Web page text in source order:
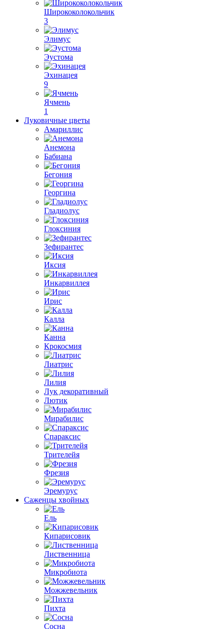
Ширококолокольчик
3
Элимус
Эустома
Эхинацея
9
Ячмень
1
Луковичные цветы
Амариллис
Анемона
Бабиана
Бегония
Георгина
Гладиолус
Глоксиния
Зефирантес
Иксия
Инкарвиллея
Ирис
Калла
Канна
Крокосмия
Лиатрис
Лилия
Лук декоративный
Лютик
Мирабилис
Спараксис
Трителейя
Фрезия
Эремурус
Саженцы хвойных
Ель
Кипарисовик
Лиственница
Микробиота
Можжевельник
Пихта
Сосна